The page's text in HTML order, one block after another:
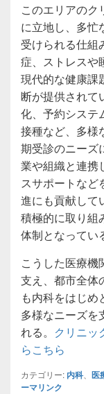
このエリアのク
に立地し、多忙
受けられる仕組
症、ストレスや
現代的な健康課
断が提供されて
化、予約システ
接種など、多様
期受診のニーズ
業や組織と連携
スサポートなど
進にも貢献して
積極的に取り組
体制となってい
こうした医療機
支え、都市全体
も内科をはじ
多様なニーズを
れる。 クリニッ
らこちら
カテゴリー: 内科、 医
ーマリンク